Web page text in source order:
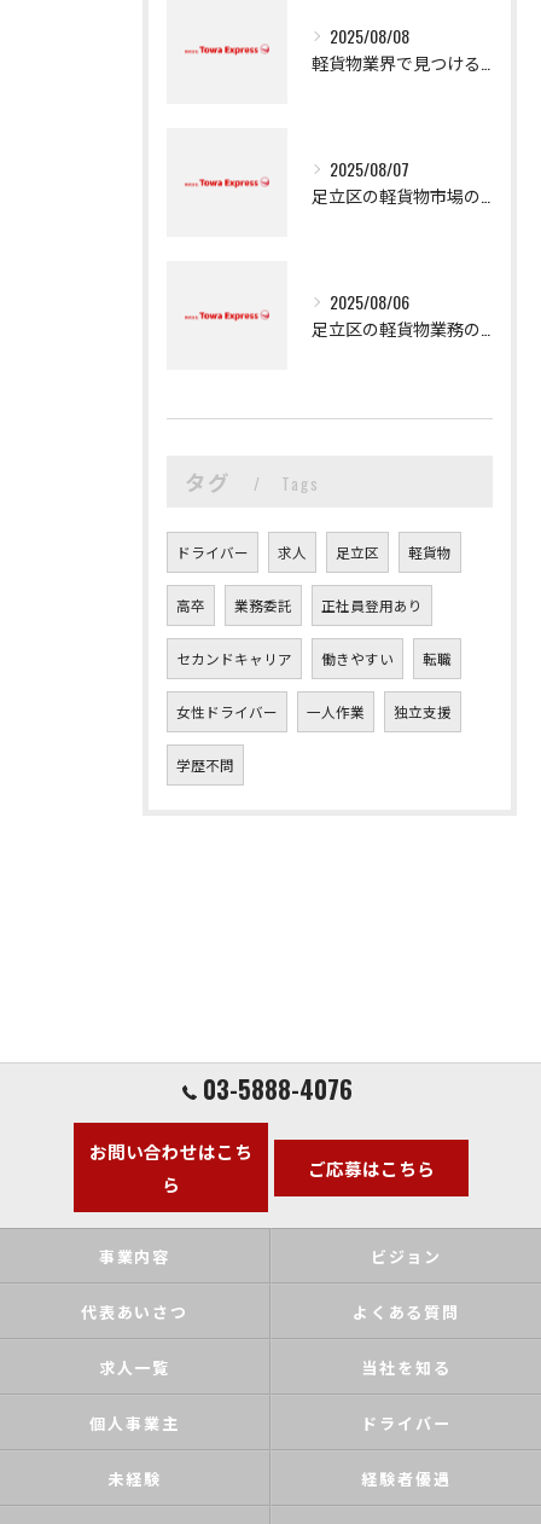
2025/08/08
2025/08/07
2025/08/06
タグ Tags
ドライバー 求人 足立区 軽貨物
高卒 業務委託 正社員登用あり
セカンドキャリア 働きやすい 転職
女性ドライバー 一人作業 独立支援
学歴不問
03-5888-4076
お問い合わせはこち
ら
ご応募はこちら
事業内容 ビジョン
代表あいさつ よくある質問
求人一覧 当社を知る
個人事業主 ドライバー
未経験 経験者優遇